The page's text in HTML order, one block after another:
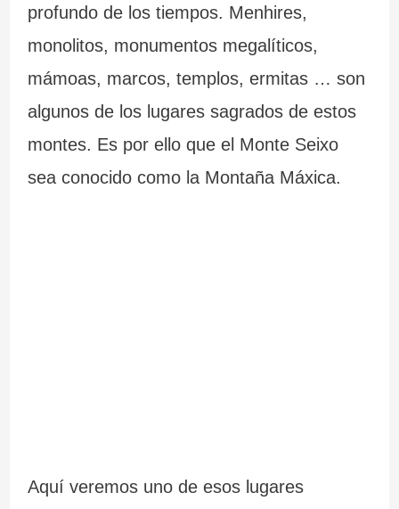
profundo de los tiempos. Menhires,
monolitos, monumentos megalíticos,
mámoas, marcos, templos, ermitas … son
algunos de los lugares sagrados de estos
montes. Es por ello que el Monte Seixo
sea conocido como la Montaña Máxica.
Aquí veremos uno de esos lugares